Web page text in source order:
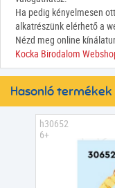
Ha pedig kényelmesen
alkatrészünk elérhető a
Nézd meg online
Kocka Birodalom
Hasonló termékek
h30652
6+